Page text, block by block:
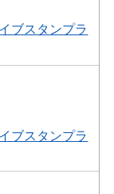
ブスタンプラ
ブスタンプラ